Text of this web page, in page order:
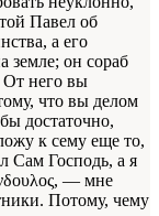
Павел об
а его
земле; он сораб
От него вы
что вы делом
достаточно,
к сему еще то,
Сам Господь, а я
— мне
Потому, чему